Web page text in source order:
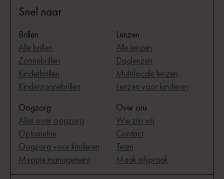
Snel naar
Brillen
Alle brillen
Zonnebrillen
Kinderbrillen
Kinderzonnebrillen
Lenzen
Alle lenzen
Daglenzen
Multifocale lenzen
Lenzen voor kinderen
Oogzorg
Alles over oogzorg
Optometrie
Oogzorg voor kinderen
Myopie management
Over ons
Wie zijn wij
Contact
Team
Maak afspraak